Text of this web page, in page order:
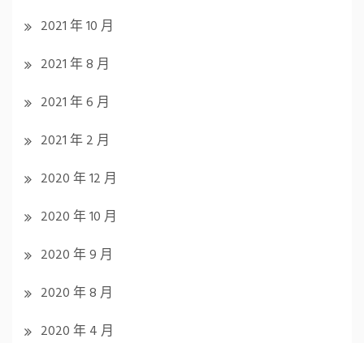
2021 年 10 月
2021 年 8 月
2021 年 6 月
2021 年 2 月
2020 年 12 月
2020 年 10 月
2020 年 9 月
2020 年 8 月
2020 年 4 月